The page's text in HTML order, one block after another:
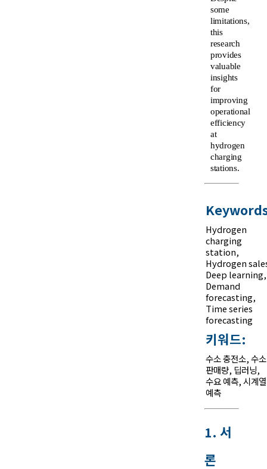
some
limitations,
this
research
provides
valuable
insights
for
improving
operational
efficiency
at
hydrogen
charging
stations.
Hydrogen
charging
station,
Hydrogen
Deep learning,
Demand
forecasting,
Time series
forecasting
키워드:
수소 충전소,수소
판매량, 딥러닝,
수요 예측,시계열
예측
1. 서
론